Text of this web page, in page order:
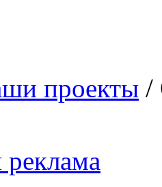
проекты /